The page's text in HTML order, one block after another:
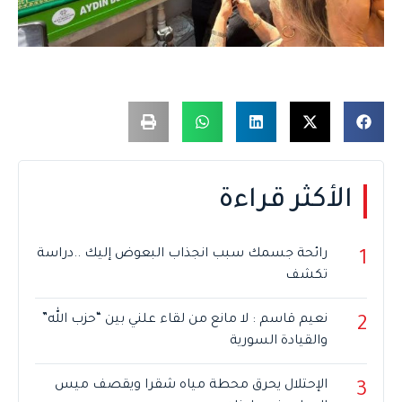
الأكثر قراءة
1
رائحة جسمك سبب انجذاب البعوض إليك ..دراسة
تكشف
2
نعيم قاسم : لا مانع من لقاء علني بين “حزب الله”
والقيادة السورية
3
الإحتلال يحرق محطة مياه شقرا ويقصف ميس